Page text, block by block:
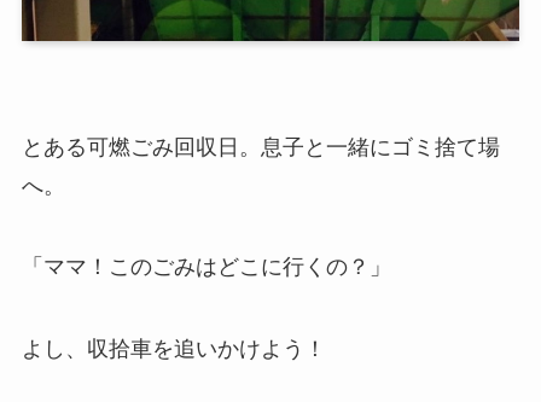
とある可燃ごみ回収日。息子と一緒にゴミ捨て場
へ。
「ママ！このごみはどこに行くの？」
よし、収拾車を追いかけよう！